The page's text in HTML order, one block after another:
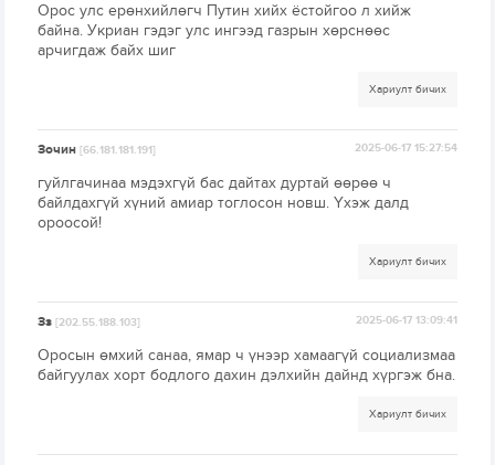
Орос улс ерөнхийлөгч Путин хийх ёстойгоо л хийж
байна. Укриан гэдэг улс ингээд газрын хөрснөөс
арчигдаж байх шиг
Хариулт бичих
Зочин[66.181.181.191] 2025-06-17 15:27:54
гуйлгачинаа мэдэхгүй бас дайтах дуртай өөрөө ч
байлдахгүй хүний амиар тоглосон новш. Үхэж далд
ороосой!
Хариулт бичих
Зз[202.55.188.103] 2025-06-17 13:09:41
Оросын өмхий санаа, ямар ч үнээр хамаагүй социализмаа
байгуулах хорт бодлого дахин дэлхийн дайнд хүргэж бна.
Хариулт бичих